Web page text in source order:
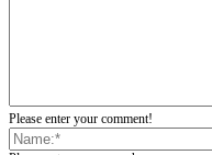
Please enter your comment!